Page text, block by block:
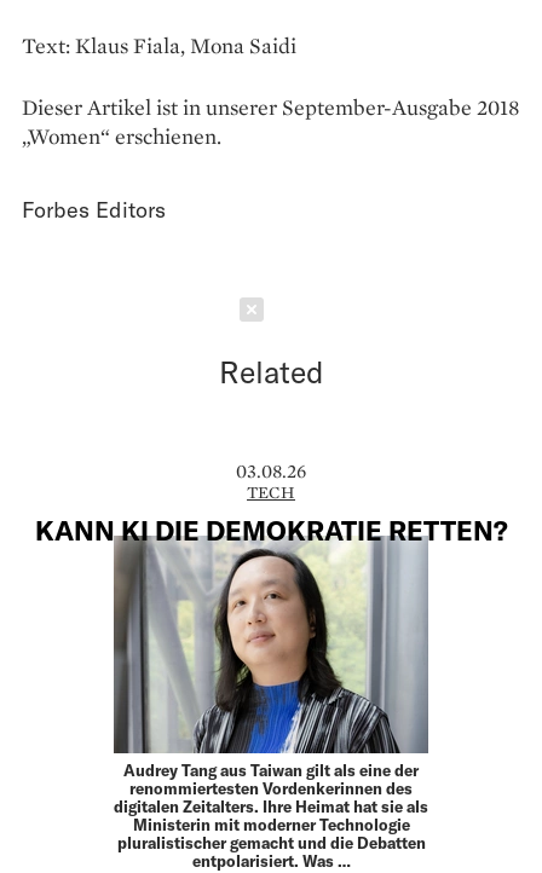
Text: Klaus Fiala, Mona Saidi
Dieser Artikel ist in unserer September-Ausgabe 2018
„Women“ erschienen.
Forbes Editors
Related
03.08.26
TECH
KANN KI DIE DEMOKRATIE RETTEN?
Audrey Tang aus Taiwan gilt als eine der
renommiertesten Vordenkerinnen des
digitalen Zeitalters. Ihre Heimat hat sie als
Ministerin mit moderner Technologie
pluralistischer gemacht und die Debatten
entpolarisiert. Was …